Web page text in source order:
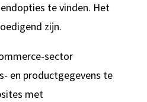
te vinden. Het
zijn.
sector
en productgegevens te
met